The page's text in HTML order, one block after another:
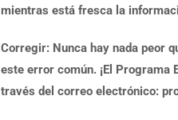
mientras está fresca la
Corregir: Nunca hay nada peor
este error común. ¡El Programa
través del correo electrónico: